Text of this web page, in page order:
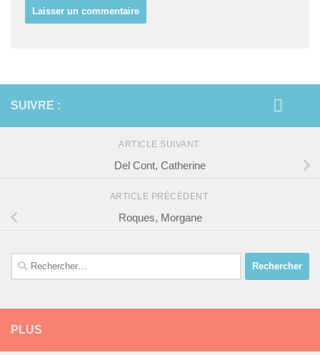
SUIVRE :
ARTICLE SUIVANT
Del Cont, Catherine
ARTICLE PRÉCÉDENT
Roques, Morgane
Rechercher :
PLUS